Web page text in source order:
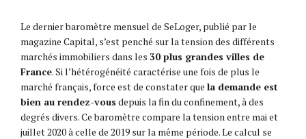
Le dernier baromètre mensuel de SeLoger, publié par le
magazine Capital, s’est penché sur la tension des différents
marchés immobiliers dans les 30 plus grandes villes de
France. Si l’hétérogénéité caractérise une fois de plus le
marché français, force est de constater que la demande est
bien au rendez-vous depuis la fin du confinement, à des
degrés divers. Ce baromètre compare la tension entre mai et
juillet 2020 à celle de 2019 sur la même période. Le calcul se